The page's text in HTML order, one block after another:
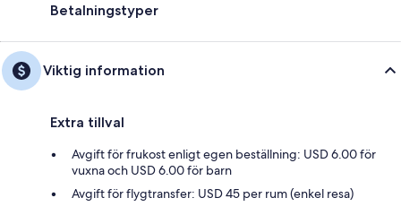
Betalningstyper
Viktig information
Extra tillval
Avgift för frukost enligt egen beställning: USD 6.00 för
vuxna och USD 6.00 för barn
Avgift för flygtransfer: USD 45 per rum (enkel resa)